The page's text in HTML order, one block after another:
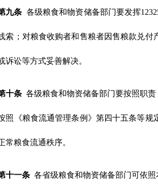
九条 各级粮食和物资储备部门要发挥
索；对粮食收购者和售粮者因售粮款兑
诉讼等方式妥善解决。
十条 各级粮食和物资储备部门要按照职
照《粮食流通管理条例》第四十五条等
常粮食流通秩序。
十一条 各省级粮食和物资储备部门可依